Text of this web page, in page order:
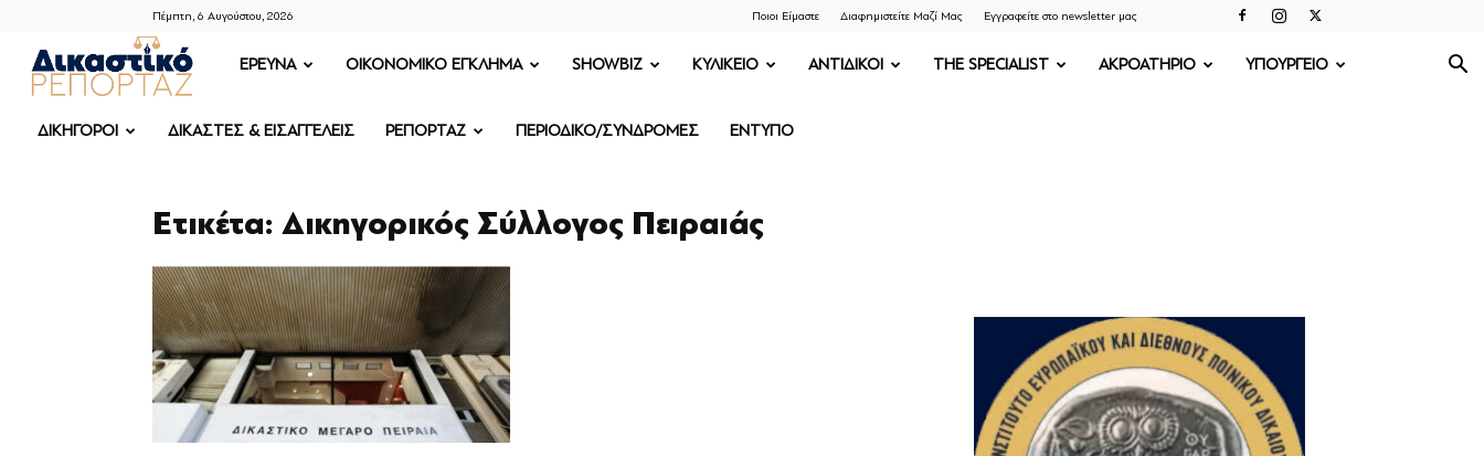
Πέμπτη, 6 Αυγούστου, 2026 Ποιοι Είμαστε Διαφημιστείτε Μαζί Μας Εγγραφείτε στο newsletter μας
ΔΙΚΑΣΤΙΚΟ
ΡΕΠΟΡΤΑΖ
ΕΡΕΥΝΑ OIKONOMIKO ΕΓΚΛΗΜΑ SHOWBIZ ΚΥΛΙΚΕΙΟ ΑΝΤΙΔΙΚΟΙ THE SPECIALIST ΑΚΡΟΑΤΗΡΙΟ ΥΠΟΥΡΓΕΙΟ
ΔΙΚΗΓΟΡΟΙ ΔΙΚΑΣΤΕΣ & ΕΙΣΑΓΓΕΛΕΙΣ ΡΕΠΟΡΤΑΖ ΠΕΡΙΟΔΙΚΟ/ΣΥΝΔΡΟΜΕΣ ΕΝΤΥΠΟ
Ετικέτα: Δικηγορικός Σύλλογος Πειραιάς